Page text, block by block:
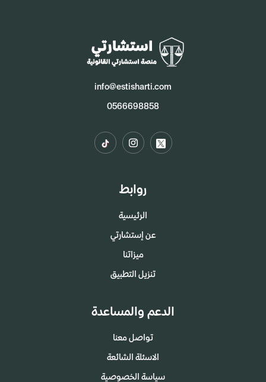
info@estisharti.com
0566698858
روابط
الرئيسية
عن إستشارتي
ميزاتنا
تنزيل التطبيق
الدعم والمساعدة
تواصل معنا
الاسئلة الشائعة
سياسة الخصوصية